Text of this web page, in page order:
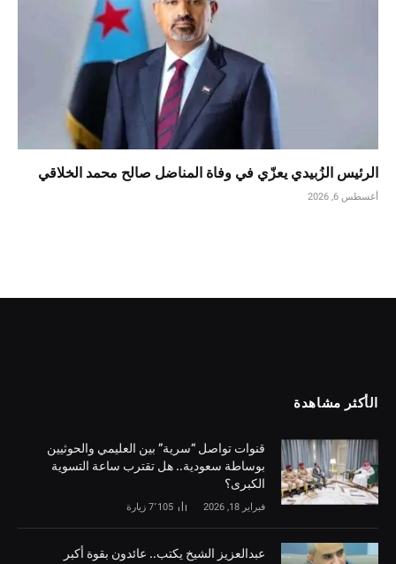
الرئيس الزُبيدي يعزّي في وفاة المناضل صالح محمد الخلاقي
أغسطس 6, 2026
الأكثر مشاهدة
قنوات تواصل “سرية” بين العليمي والحوثيين
بوساطة سعودية.. هل تقترب ساعة التسوية
الكبرى؟
فبراير 18, 2026 7٬105 زيارة
‏عبدالعزيز الشيخ يكتب.. عائدون بقوة أكبر